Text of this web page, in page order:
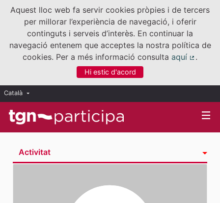
Aquest lloc web fa servir cookies pròpies i de tercers
per millorar l’experiència de navegació, i oferir
continguts i serveis d’interès. En continuar la
navegació entenem que acceptes la nostra política de
cookies. Per a més informació consulta aquí
.
Hi estic d'acord
Català Triar la llengua
Activitat